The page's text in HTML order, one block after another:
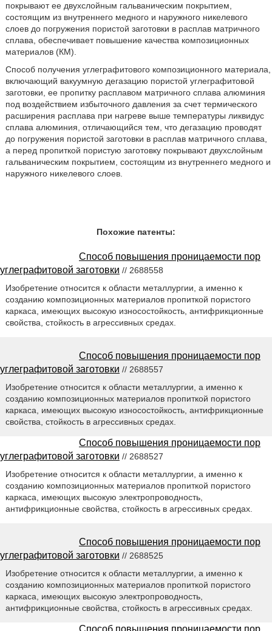
покрывают ее двухслойным гальваническим покрытием,
состоящим из внутреннего медного и наружного никелевого
слоев до погружения пористой заготовки в расплав матричного
сплава, обеспечивает повышение качества композиционных
материалов (КМ).
Способ получения углеграфитового композиционного материала,
включающий вакуумную дегазацию пористой углеграфитовой
заготовки, ее пропитку расплавом матричного сплава алюминия
под воздействием избыточного давления за счет термического
расширения расплава при нагреве выше температуры ликвидус
сплава алюминия, отличающийся тем, что дегазацию проводят
до погружения пористой заготовки в расплав матричного сплава,
а перед пропиткой пористую заготовку покрывают двухслойным
гальваническим покрытием, состоящим из внутреннего медного и
наружного никелевого слоев.
Похожие патенты:
Способ повышения проницаемости пор
углеграфитовой заготовки // 2688558
Изобретение относится к области металлургии, а именно к
созданию композиционных материалов пропиткой пористого
каркаса, имеющих высокую износостойкость, антифрикционные
свойства, стойкость в агрессивных средах.
Способ повышения проницаемости пор
углеграфитовой заготовки // 2688557
Изобретение относится к области металлургии, а именно к
созданию композиционных материалов пропиткой пористого
каркаса, имеющих высокую износостойкость, антифрикционные
свойства, стойкость в агрессивных средах.
Способ повышения проницаемости пор
углеграфитовой заготовки // 2688527
Изобретение относится к области металлургии, а именно к
созданию композиционных материалов пропиткой пористого
каркаса, имеющих высокую электропроводность,
антифрикционные свойства, стойкость в агрессивных средах.
Способ повышения проницаемости пор
углеграфитовой заготовки // 2688525
Изобретение относится к области металлургии, а именно к
созданию композиционных материалов пропиткой пористого
каркаса, имеющих высокую электропроводность,
антифрикционные свойства, стойкость в агрессивных средах.
Способ повышения проницаемости пор